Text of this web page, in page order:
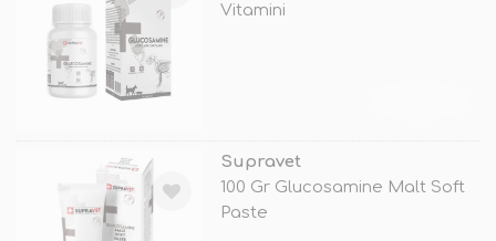
Vitamini
Supravet
100 Gr Glucosamine Malt Soft
Paste